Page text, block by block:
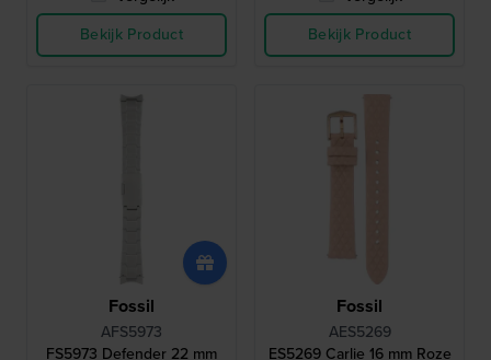
Bekijk Product
Bekijk Product
Fossil
AFS5973
FS5973 Defender 22 mm
Fossil
AES5269
ES5269 Carlie 16 mm Roze